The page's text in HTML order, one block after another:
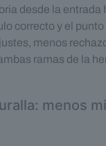
desde la entrada
correcto y el
menos
ramas de la
menos